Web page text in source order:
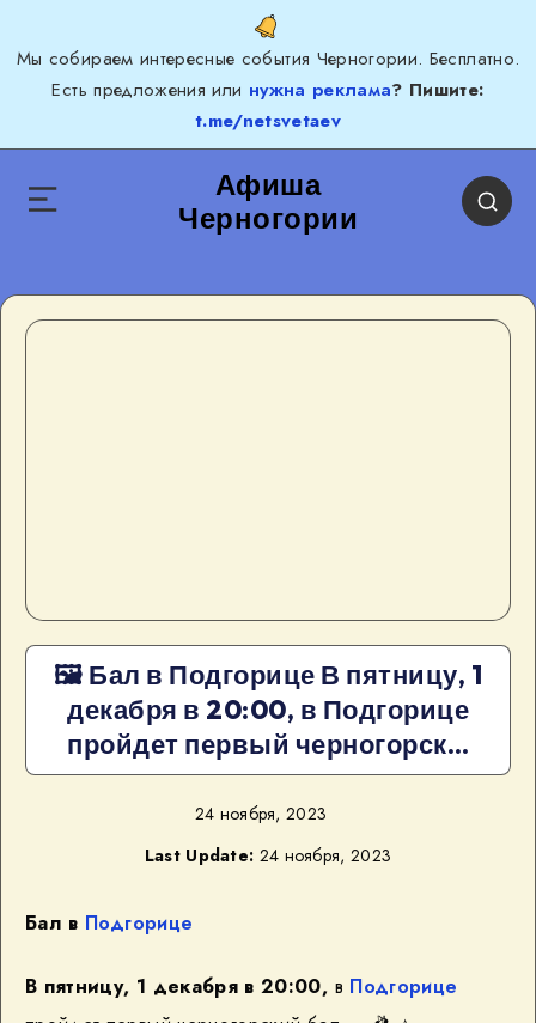
Мы собираем интересные события Черногории. Бесплатно.
Есть предложения или нужна реклама? Пишите:
t.me/netsvetaev
Афиша
Черногории
🖼 Бал в Подгорице В пятницу, 1
декабря в 20:00, в Подгорице
пройдет первый черногорск…
24 ноября, 2023
Last Update: 24 ноября, 2023
Бал в Подгорице
В пятницу, 1 декабря в 20:00, в Подгорице